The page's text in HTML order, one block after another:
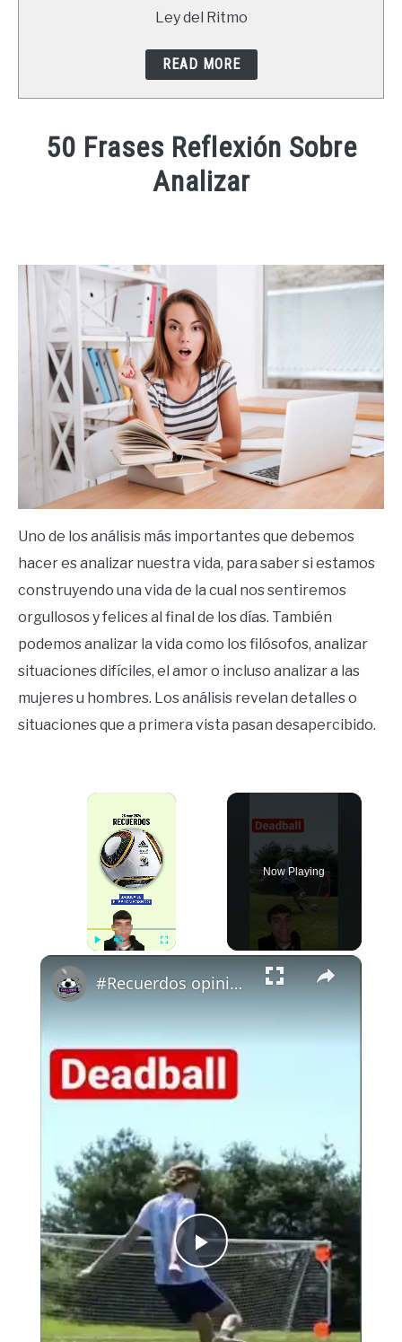
Ley del Ritmo
READ MORE
50 Frases Reflexión Sobre
Analizar
in
Frases
Uno de los análisis más importantes que debemos
hacer es analizar nuestra vida, para saber si estamos
construyendo una vida de la cual nos sentiremos
orgullosos y felices al final de los días. También
podemos analizar la vida como los filósofos, analizar
situaciones difíciles, el amor o incluso analizar a las
mujeres u hombres. Los análisis revelan detalles o
situaciones que a primera vista pasan desapercibido.
×
Now Playing
×
Play
Video
#Recuerdos opiniones? Ig: pausegarrra #futbol #cullera #jabulani #mundial